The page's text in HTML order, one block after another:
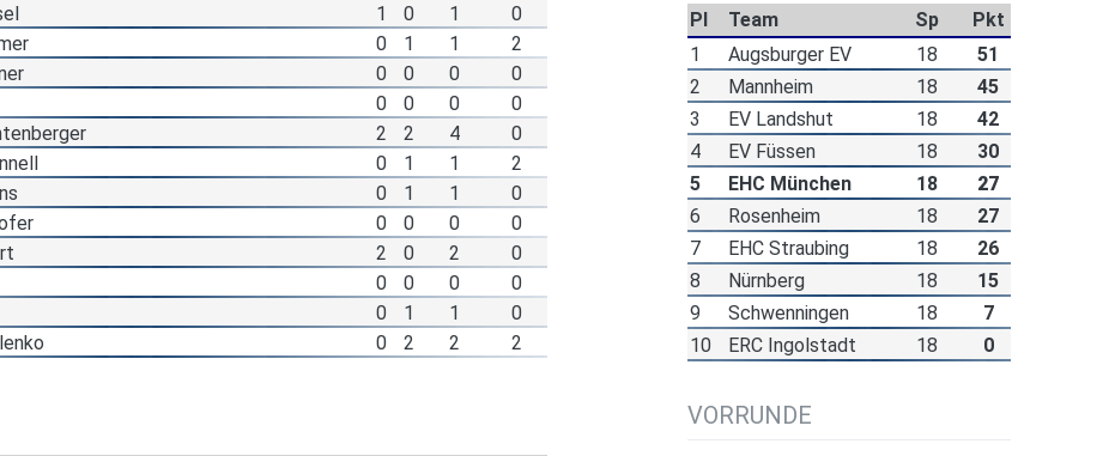
1 0 1
0
0 1 1
2
0 0 0
0
0 0 0
0
2 2 4
0
0 1 1
2
0 1 1
0
0 0 0
0
2 0 2
0
0 0 0
0
0 1 1
0
0 2 2 2
Pl Team Sp
Pkt
1
Augsburger EV 18
51
2
Mannheim 18
45
3
EV Landshut 18
42
4
EV Füssen 18
30
5
EHC München 18
27
6
Rosenheim 18
27
7
EHC Straubing 18
26
8
Nürnberg 18
15
9
Schwenningen 18
7
10
ERC Ingolstadt 18 0
VORRUNDE